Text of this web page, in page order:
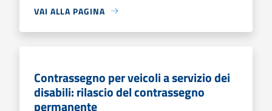
VAI ALLA PAGINA
Contrassegno per veicoli a servizio dei
disabili: rilascio del contrassegno
permanente